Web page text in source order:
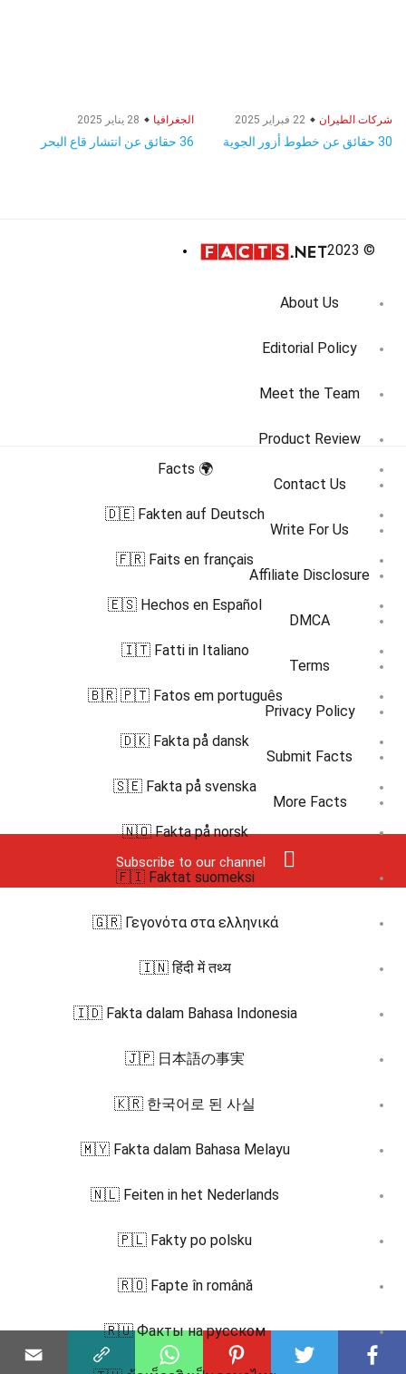
شركات الطيران
30 حقائق عن خطوط أزور الجوية
الجغرافيا
36 حقائق عن انتشار قاع البحر
© 2023
About Us
Editorial Policy
Meet the Team
Product Review
Contact Us
Write For Us
Affiliate Disclosure
DMCA
Terms
Privacy Policy
Submit Facts
More Facts
Subscribe to our channel
🌍 Facts
🇩🇪 Fakten auf Deutsch
🇫🇷 Faits en français
🇪🇸 Hechos en Español
🇮🇹 Fatti in Italiano
🇧🇷 🇵🇹 Fatos em português
🇩🇰 Fakta på dansk
🇸🇪 Fakta på svenska
🇳🇴 Fakta på norsk
🇫🇮 Faktat suomeksi
🇬🇷 Γεγονότα στα ελληνικά
🇮🇳 हिंदी में तथ्य
🇮🇩 Fakta dalam Bahasa Indonesia
🇯🇵 日本語の事実
🇰🇷 한국어로 된 사실
🇲🇾 Fakta dalam Bahasa Melayu
🇳🇱 Feiten in het Nederlands
🇵🇱 Fakty po polsku
🇷🇴 Fapte în română
🇷🇺 Факты на русском